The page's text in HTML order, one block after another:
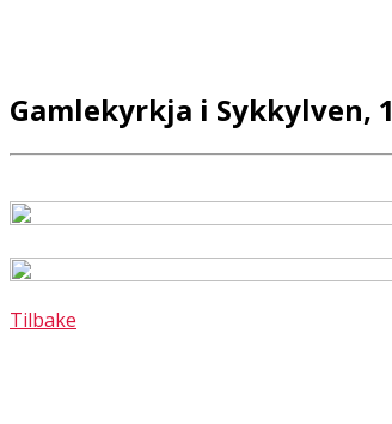
Gamlekyrkja i Sykkylven,
Tilbake